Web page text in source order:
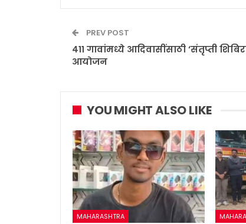
PREV POST
४११ गावांमध्ये आदिवासींसाठी ‘संतृप्ती
आयोजन
YOU MIGHT ALSO LIKE
MAHARASHTRA